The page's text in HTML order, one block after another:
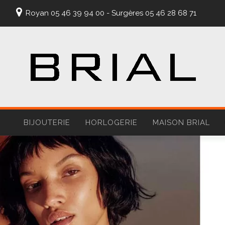
Royan 05 46 39 94 00 - Surgères 05 46 28 68 71
BIJOUTERIE HORLOGERIE MAISON BRIAL